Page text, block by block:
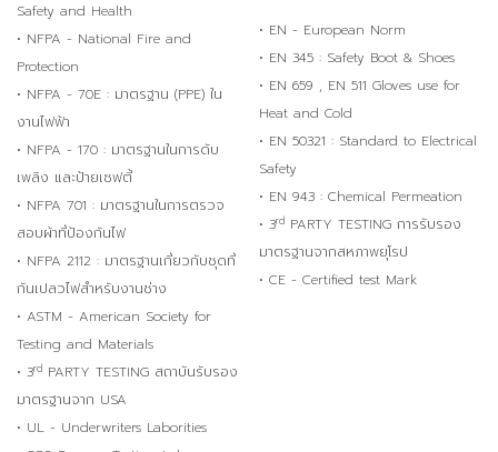
Safety and Health
• NFPA - National Fire and
Protection
• NFPA - 70E : มาตรฐาน (PPE) ใน
งานไฟฟ้า
• NFPA - 170 : มาตรฐานในการดับ
เพลิง และป้ายเซฟตี้
• NFPA 701 : มาตรฐานในการตรวจ
สอบผ้าที่ป้องกันไฟ
• NFPA 2112 : มาตรฐานเกี่ยวกับชุดที่
กันเปลวไฟสำหรับงานช่าง
• ASTM - American Society for
Testing and Materials
• 3rd PARTY TESTING สถาบันรับรอง
มาตรฐานจาก USA
• UL - Underwriters Laborities
• EN - European Norm
• EN 345 : Safety Boot & Shoes
• EN 659 , EN 511 Gloves use for
Heat and Cold
• EN 50321 : Standard to Electrical
Safety
• EN 943 : Chemical Permeation
• 3rd PARTY TESTING การรับรอง
มาตรฐานจากสหภาพยุโรป
• CE - Certified test Mark